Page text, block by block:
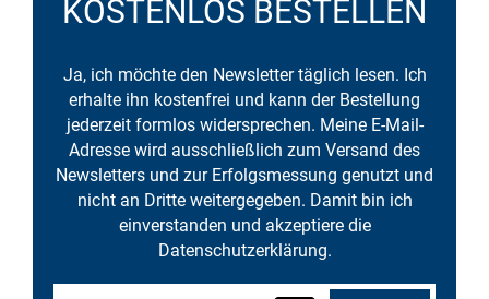
KOSTENLOS BESTELLEN
Ja, ich möchte den Newsletter täglich lesen. Ich
erhalte ihn kostenfrei und kann der Bestellung
jederzeit formlos widersprechen. Meine E-Mail-
Adresse wird ausschließlich zum Versand des
Newsletters und zur Erfolgsmessung genutzt und
nicht an Dritte weitergegeben. Damit bin ich
einverstanden und akzeptiere die
Datenschutzerklärung.